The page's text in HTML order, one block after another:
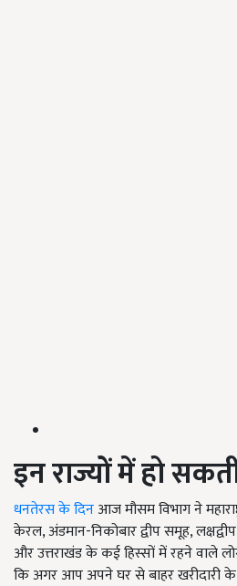
इन राज्यों में हो
धनतेरस के दिनआज मौसम विभाग ने
केरल, अंडमान-निकोबार द्वीप समूह,
और उत्तराखंड के कई हिस्सों में रहने वाले
कि अगर आप अपने घर से बाहर खरीदारी